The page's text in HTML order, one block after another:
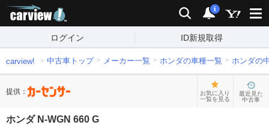
検索 通知
i
ログイン ID新規取得
carview! 中古車トップ メーカー一覧 ホンダの車種一覧 ホンダの
提供：
お気に入り
一覧を見る
最近見た
中古車
ホンダ N-WGN 660 G